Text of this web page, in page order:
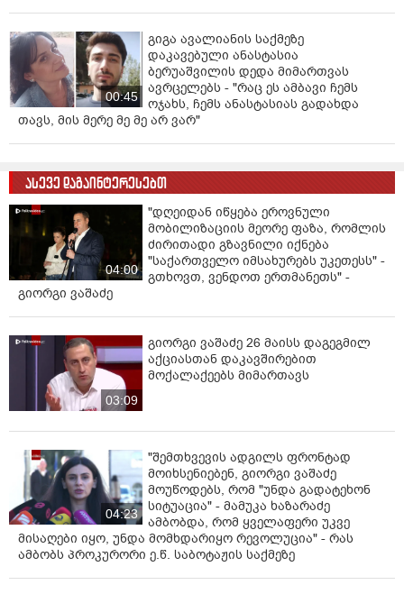
00:45
გიგა ავალიანის საქმეზე
დაკავებული ანასტასია
ბერუაშვილის დედა მიმართვას
ავრცელებს - "რაც ეს ამბავი ჩემს
ოჯახს, ჩემს ანასტასიას გადახდა
თავს, მის მერე მე მე არ ვარ"
ასევე დაგაინტერესებთ
04:00
"დღეიდან იწყება ეროვნული
მობილიზაციის მეორე ფაზა, რომლის
ძირითადი გზავნილი იქნება
"საქართველო იმსახურებს უკეთესს" -
გთხოვთ, ვენდოთ ერთმანეთს" -
გიორგი ვაშაძე
03:09
გიორგი ვაშაძე 26 მაისს დაგეგმილ
აქციასთან დაკავშირებით
მოქალაქეებს მიმართავს
04:23
"შემთხვევის ადგილს ფრონტად
მოიხსენიებენ, გიორგი ვაშაძე
მოუწოდებს, რომ "უნდა გადატეხონ
სიტუაცია" - მამუკა ხაზარაძე
ამბობდა, რომ ყველაფერი უკვე
მისაღები იყო, უნდა მომხდარიყო რევოლუცია" - რას
ამბობს პროკურორი ე.წ. საბოტაჟის საქმეზე